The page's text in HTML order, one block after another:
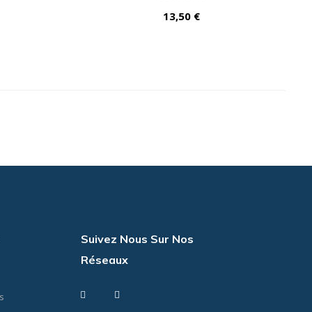
Prix
13,50 €
Suivez Nous Sur Nos
Réseaux
Facebook